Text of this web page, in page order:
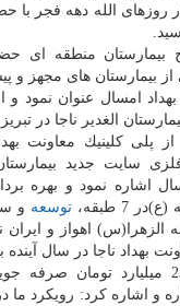
الله دهه فجر با
بیمارستان منطقه ای
بیمارستان های مجهز و
امسال عنوان نمود و
پلی كلینیك معاونت
سایت جدید
اشاره نمود و بهره
7 طبقه،
توسعه و
اهواز و ایران
بهداد ناجا در سال آینده
سردار حسینی به 23 میلیارد
و اشاره كرد: رویكرد ما در